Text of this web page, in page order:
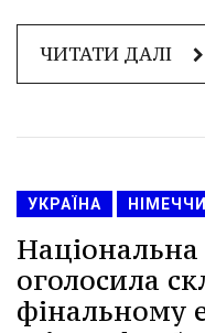
ЧИТАТИ ДАЛІ
УКРАЇНА
оголосила
фінальному